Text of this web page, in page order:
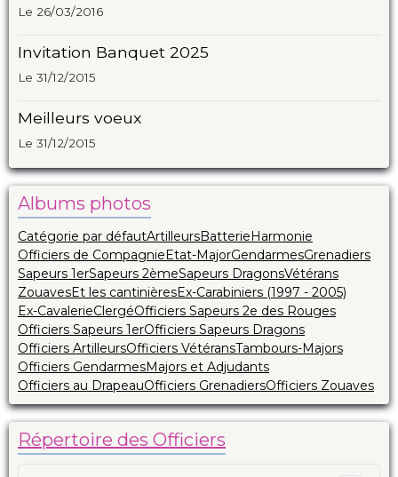
Le 26/03/2016
Invitation Banquet 2025
Le 31/12/2015
Meilleurs voeux
Le 31/12/2015
Albums photos
Catégorie par défautArtilleursBatterieHarmonie
Officiers de CompagnieEtat-MajorGendarmesGrenadiers
Sapeurs 1erSapeurs 2èmeSapeurs DragonsVétérans
ZouavesEt les cantinièresEx-Carabiniers (1997 - 2005)
Ex-CavalerieClergéOfficiers Sapeurs 2e des Rouges
Officiers Sapeurs 1erOfficiers Sapeurs Dragons
Officiers ArtilleursOfficiers VétéransTambours-Majors
Officiers GendarmesMajors et Adjudants
Officiers au DrapeauOfficiers GrenadiersOfficiers Zouaves
Répertoire des Officiers